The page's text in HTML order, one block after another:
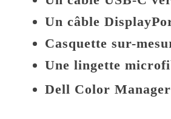
Un câble
Casquette sur-
Une lingette
Dell Color